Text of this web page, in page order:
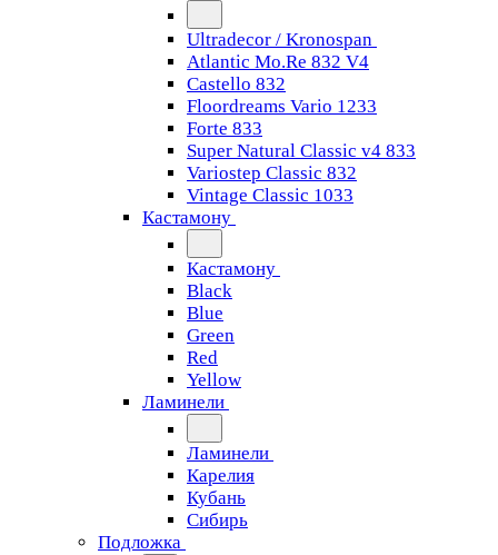
Ultradecor / Kronospan
Atlantic Mo.Re 832 V4
Castello 832
Floordreams Vario 1233
Forte 833
Super Natural Classic v4 833
Variostep Classic 832
Vintage Classic 1033
Кастамону
Кастамону
Black
Blue
Green
Red
Yellow
Ламинели
Ламинели
Карелия
Кубань
Сибирь
Подложка